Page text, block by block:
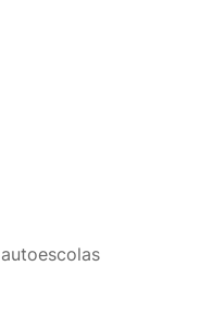
autoescolas